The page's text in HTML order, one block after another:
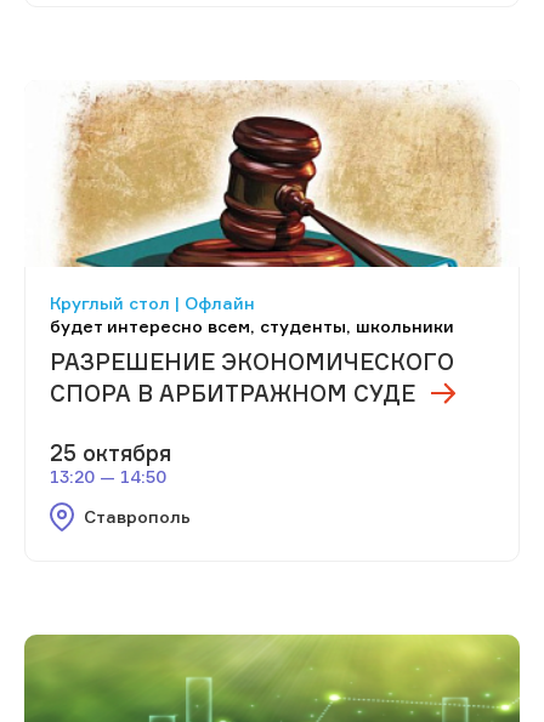
Круглый стол | Офлайн
будет интересно всем, студенты, школьники
РАЗРЕШЕНИЕ ЭКОНОМИЧЕСКОГО
СПОРА В АРБИТРАЖНОМ СУДЕ
25 октября
13:20 — 14:50
Ставрополь